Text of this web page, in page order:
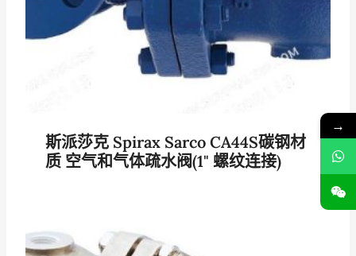
斯派莎克 Spirax Sarco CA44S碳钢材
质 空气和气体疏水阀(1" 螺纹连接)
→